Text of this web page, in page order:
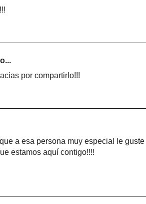
por compartirlo!!!
a esa persona muy especial le guste
estamos aquí contigo!!!!